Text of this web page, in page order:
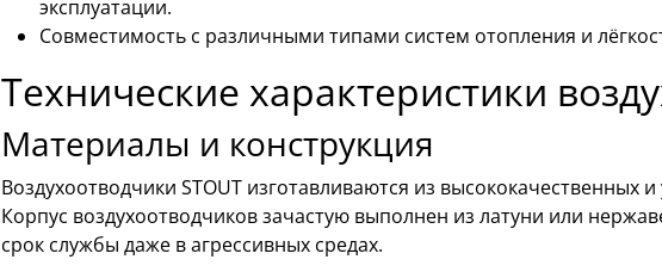
эксплуатации.
Совместимость с различными типами систем отопления и
Технические характеристики
Материалы и конструкция
Воздухоотводчики STOUT изготавливаются из высококачественных
Корпус воздухоотводчиков зачастую выполнен из латуни или
срок службы даже в агрессивных средах.